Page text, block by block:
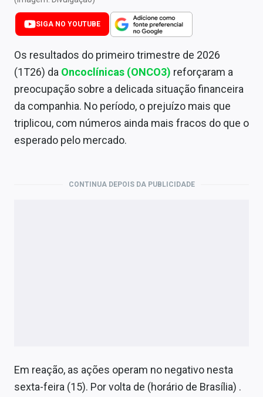
Central dos IPOs
Renda Fixa
Finanças Pessoais
Economia
Empresas
SIGA NO YOUTUBE
Os resultados do primeiro trimestre de 2026
(1T26) da Oncoclínicas (ONCO3) reforçaram a
preocupação sobre a delicada situação financeira
da companhia. No período, o prejuízo mais que
triplicou, com números ainda mais fracos do que o
esperado pelo mercado.
CONTINUA DEPOIS DA PUBLICIDADE
Em reação, as ações operam no negativo nesta
sexta-feira (15). Por volta de (horário de Brasília) .